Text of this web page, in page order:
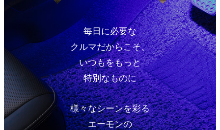
毎日に必要な
クルマだからこそ、
いつもをもっと
特別なものに
様々なシーンを彩る
エーモンの